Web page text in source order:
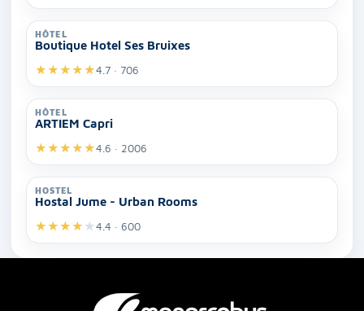
HÔTEL
Boutique Hotel Ses Bruixes
★★★★★4.7 · 706
HÔTEL
ARTIEM Capri
★★★★★4.6 · 2006
HOSTEL
Hostal Jume - Urban Rooms
★★★★ ★4.4 · 600